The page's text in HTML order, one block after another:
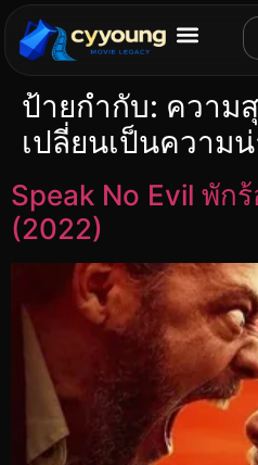
ป้ายกำกับ: ความ
เปลี่ยนเป็นความ
Speak No Evil พัก
(2022)